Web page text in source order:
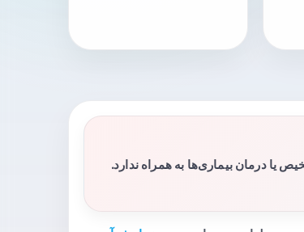
درمان بیماری‌ها به همراه ندارد.